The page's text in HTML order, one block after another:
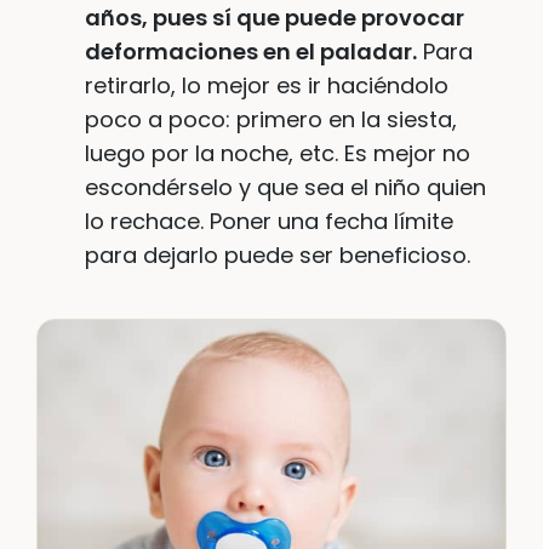
años, pues sí que puede provocar
deformaciones en el paladar. Para
retirarlo, lo mejor es ir haciéndolo
poco a poco: primero en la siesta,
luego por la noche, etc. Es mejor no
escondérselo y que sea el niño quien
lo rechace. Poner una fecha límite
para dejarlo puede ser beneficioso.